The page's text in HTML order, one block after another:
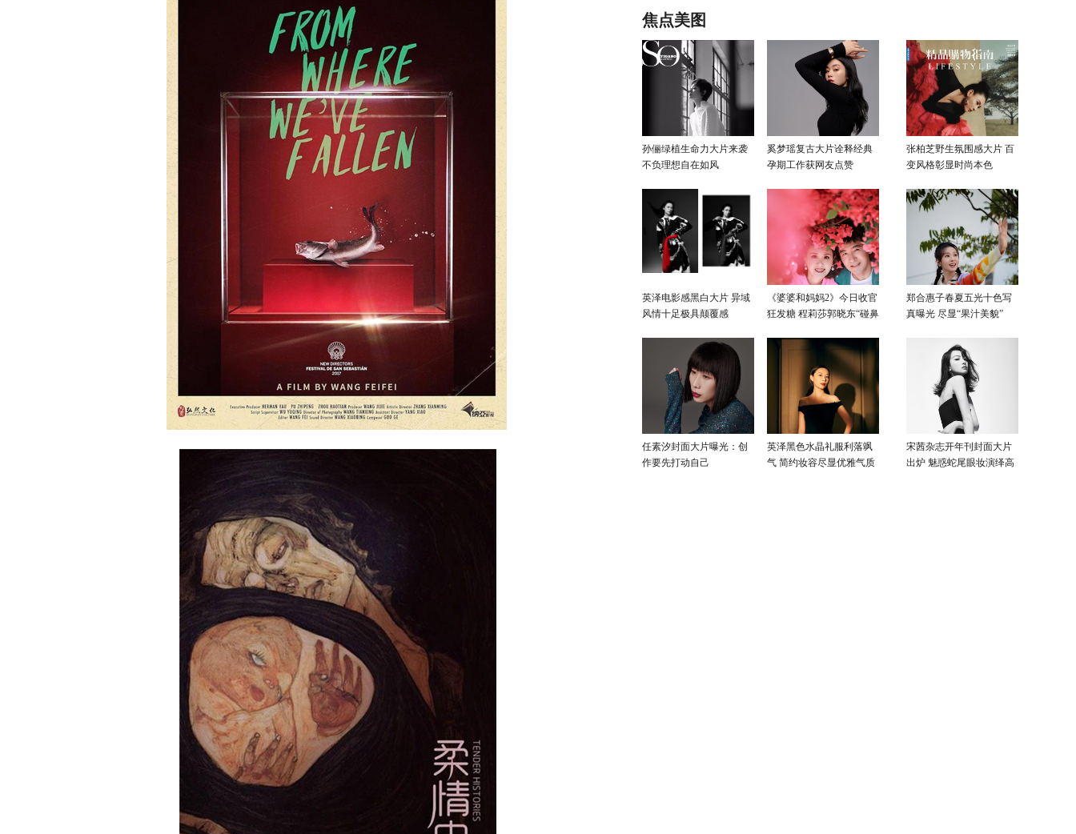
焦点美图
孙俪绿植生命力大片来袭
不负理想自在如风
奚梦瑶复古大片诠释经典
孕期工作获网友点赞
张柏芝野生氛围感大片 百
变风格彰显时尚本色
英泽电影感黑白大片 异域
风情十足极具颠覆感
《婆婆和妈妈2》今日收官
狂发糖 程莉莎郭晓东“碰鼻
郑合惠子春夏五光十色写
真曝光 尽显“果汁美貌”
任素汐封面大片曝光：创
作要先打动自己
英泽黑色水晶礼服利落飒
气 简约妆容尽显优雅气质
宋茜杂志开年刊封面大片
出炉 魅惑蛇尾眼妆演绎高